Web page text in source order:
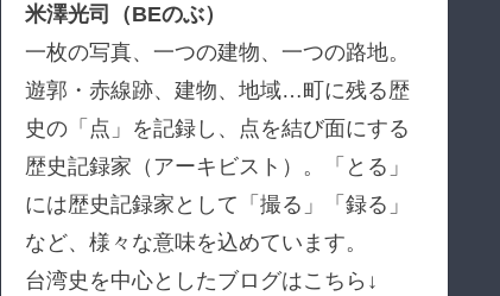
米澤光司（BEのぶ）
一枚の写真、一つの建物、一つの路地。
遊郭・赤線跡、建物、地域…町に残る歴
史の「点」を記録し、点を結び面にする
歴史記録家（アーキビスト）。「とる」
には歴史記録家として「撮る」「録る」
など、様々な意味を込めています。
台湾史を中心としたブログはこちら↓